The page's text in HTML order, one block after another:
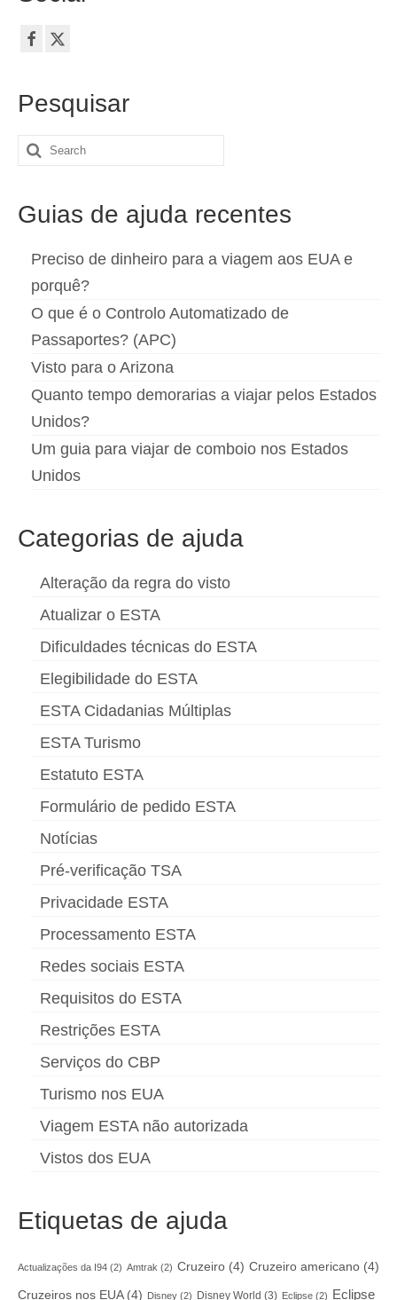
Pesquisar
Search
Guias de ajuda recentes
Preciso de dinheiro para a viagem aos EUA e
porquê?
O que é o Controlo Automatizado de
Passaportes? (APC)
Visto para o Arizona
Quanto tempo demorarias a viajar pelos Estados
Unidos?
Um guia para viajar de comboio nos Estados
Unidos
Categorias de ajuda
Alteração da regra do visto
Atualizar o ESTA
Dificuldades técnicas do ESTA
Elegibilidade do ESTA
ESTA Cidadanias Múltiplas
ESTA Turismo
Estatuto ESTA
Formulário de pedido ESTA
Notícias
Pré-verificação TSA
Privacidade ESTA
Processamento ESTA
Redes sociais ESTA
Requisitos do ESTA
Restrições ESTA
Serviços do CBP
Turismo nos EUA
Viagem ESTA não autorizada
Vistos dos EUA
Etiquetas de ajuda
Actualizações da I94 (2) Amtrak (2) Cruzeiro (4) Cruzeiro americano (4)
Cruzeiros nos EUA(4) Disney (2) Disney World (3) Eclipse (2)
Eclipse